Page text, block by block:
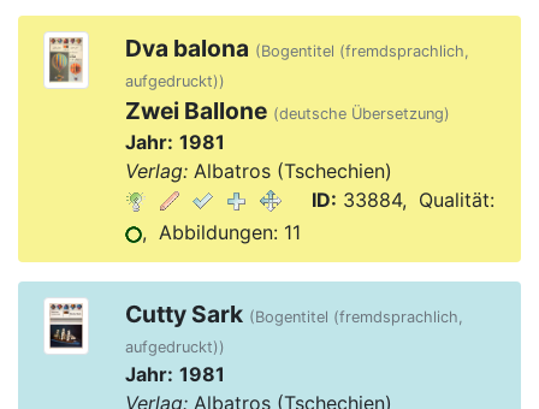
Dva balona (Bogentitel (fremdsprachlich,
aufgedruckt))
Zwei Ballone (deutsche Übersetzung)
Jahr: 1981
Verlag:Albatros (Tschechien)
ID: 33884, Qualität:
, Abbildungen: 11
Cutty Sark (Bogentitel (fremdsprachlich,
aufgedruckt))
Jahr: 1981
Verlag:Albatros (Tschechien)